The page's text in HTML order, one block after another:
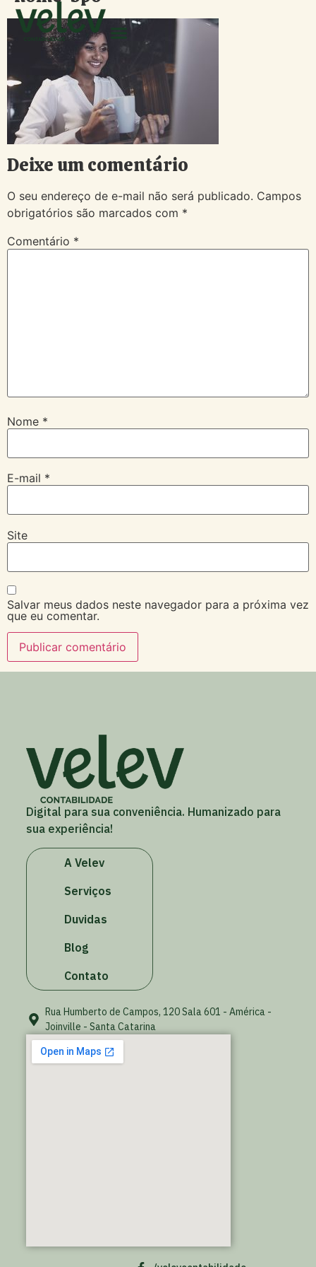
Deixe um comentário
O seu endereço de e-mail não será publicado. Campos
obrigatórios são marcados com *
Comentário *
Nome *
E-mail *
Site
Salvar meus dados neste navegador para a próxima vez
que eu comentar.
Digital para sua conveniência. Humanizado para
sua experiência!
A Velev
Serviços
Duvidas
Blog
Contato
Rua Humberto de Campos, 120 Sala 601 - América -
Joinville - Santa Catarina